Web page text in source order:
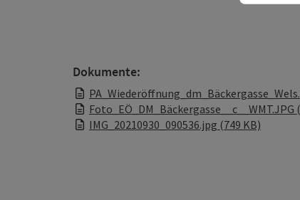
Dokumente:
Foto_EÖ_DM_Bäckergasse__c__WMT.JPG
IMG_20210930_090536.jpg (749 KB)